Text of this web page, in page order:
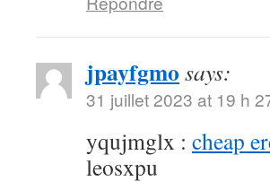
jpayfgmo says:
31 juillet 2023 at 19 h
yqujmglx : cheap
leosxpu